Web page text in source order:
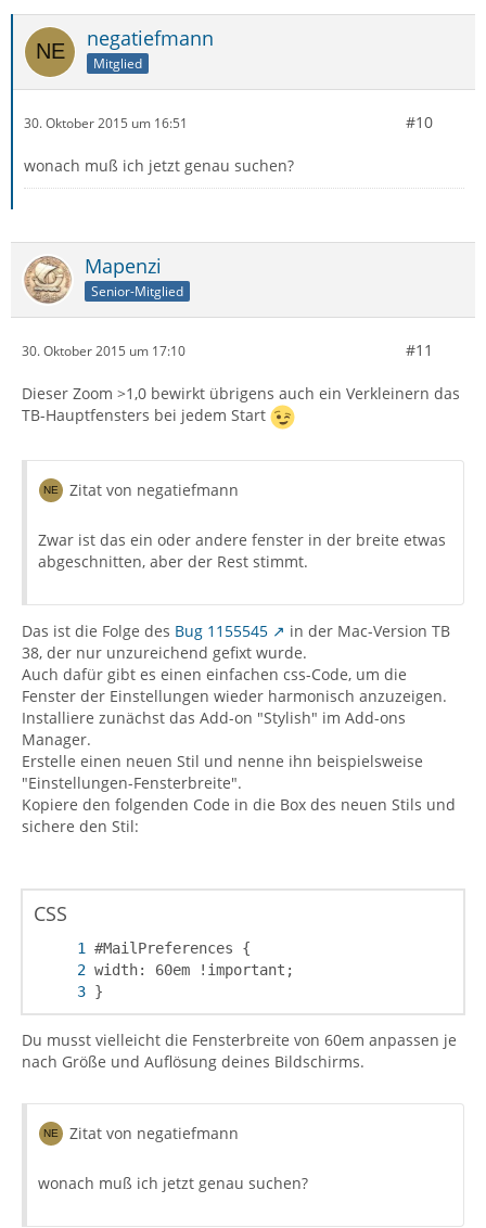
negatiefmann
Mitglied
30. Oktober 2015 um 16:51 #10
wonach muß ich jetzt genau suchen?
Mapenzi
Senior-Mitglied
30. Oktober 2015 um 17:10 #11
Dieser Zoom >1,0 bewirkt übrigens auch ein Verkleinern das
TB-Hauptfensters bei jedem Start
Zitat von negatiefmann
Zwar ist das ein oder andere fenster in der breite etwas
abgeschnitten, aber der Rest stimmt.
Das ist die Folge des Bug 1155545
in der Mac-Version TB
38, der nur unzureichend gefixt wurde.
Auch dafür gibt es einen einfachen css-Code, um die
Fenster der Einstellungen wieder harmonisch anzuzeigen.
Installiere zunächst das Add-on "Stylish" im Add-ons
Manager.
Erstelle einen neuen Stil und nenne ihn beispielsweise
"Einstellungen-Fensterbreite".
Kopiere den folgenden Code in die Box des neuen Stils und
sichere den Stil:
CSS
}
Du musst vielleicht die Fensterbreite von 60em anpassen je
nach Größe und Auflösung deines Bildschirms.
Zitat von negatiefmann
wonach muß ich jetzt genau suchen?